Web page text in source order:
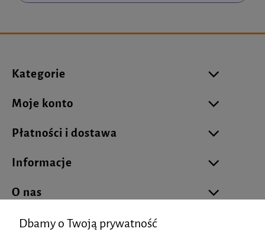
Kategorie
Moje konto
Płatności i dostawa
Informacje
O nas
Dbamy o Twoją prywatność